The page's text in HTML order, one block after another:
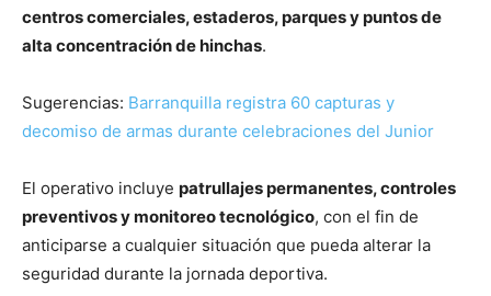
centros comerciales, estaderos, parques y puntos de
alta concentración de hinchas.
Sugerencias: Barranquilla registra 60 capturas y
decomiso de armas durante celebraciones del Junior
El operativo incluye patrullajes permanentes, controles
preventivos y monitoreo tecnológico, con el fin de
anticiparse a cualquier situación que pueda alterar la
seguridad durante la jornada deportiva.